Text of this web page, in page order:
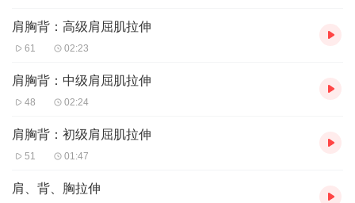
肩胸背：高级肩屈肌拉伸
61 02:23
肩胸背：中级肩屈肌拉伸
48 02:24
肩胸背：初级肩屈肌拉伸
51 01:47
肩、背、胸拉伸